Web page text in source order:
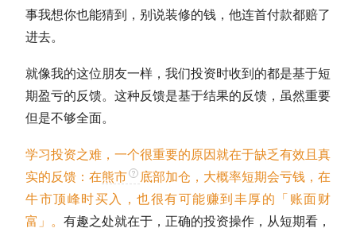
事我想你也能猜到，别说装修的钱，他连首付款都赔了
进去。
就像我的这位朋友一样，我们投资时收到的都是基于短
期盈亏的反馈。这种反馈是基于结果的反馈，虽然重要
但是不够全面。
学习投资之难，一个很重要的原因就在于缺乏有效且真
实的反馈：在熊市
底部加仓，大概率短期会亏钱，在
牛市顶峰时买入，也很有可能赚到丰厚的「账面财
富」。 有趣之处就在于，正确的投资操作，从短期看，